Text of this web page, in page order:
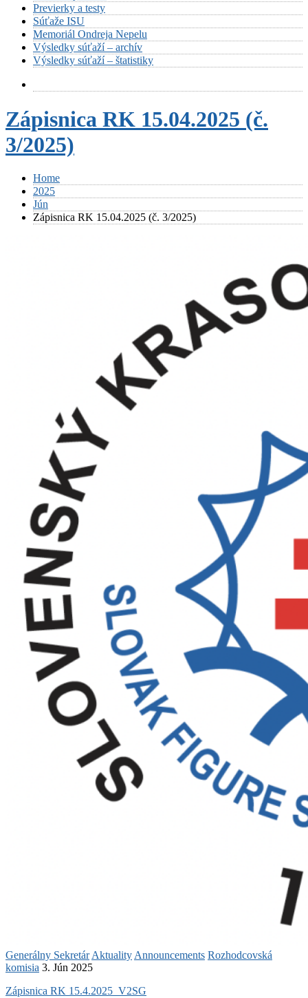
Previerky a testy
Súťaže ISU
Memoriál Ondreja Nepelu
Výsledky súťaží – archív
Výsledky súťaží – štatistiky
Zápisnica RK 15.04.2025 (č.
3/2025)
Home
2025
Jún
Zápisnica RK 15.04.2025 (č. 3/2025)
Generálny Sekretár Aktuality Announcements Rozhodcovská
komisia 3. Jún 2025
Zápisnica RK 15.4.2025_V2SG